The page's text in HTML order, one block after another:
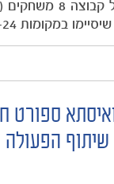
על הזכות להיות בין 16 האחרונות.
ספורט
הפעולה